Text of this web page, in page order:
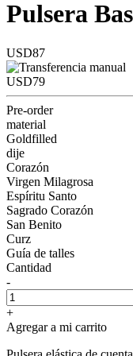
Pulsera
USD87
USD79
Pre-order
material
Goldfilled
dije
Corazón
Virgen Milagrosa
Espíritu Santo
Sagrado Corazón
San Benito
Curz
Guía de talles
Cantidad
-
+
Agregar a mi carrito